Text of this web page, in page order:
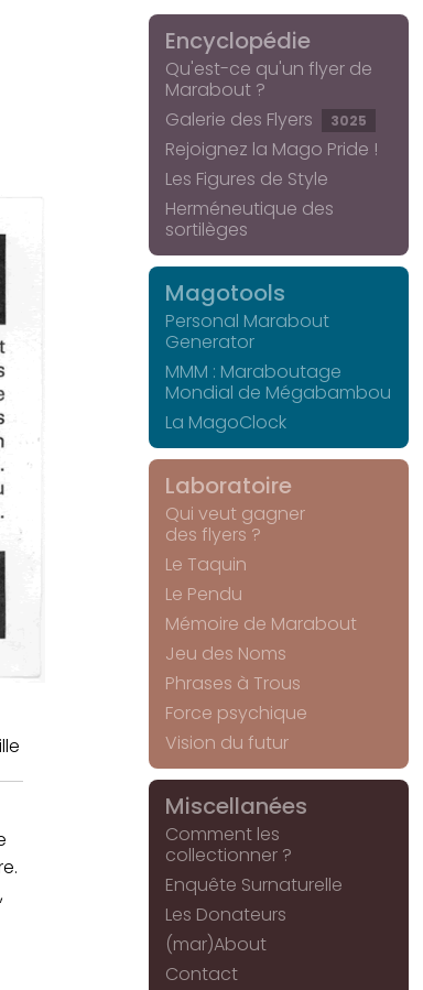
Encyclopédie
Qu'est-ce qu'un flyer de
Marabout ?
Galerie des Flyers
3025
Rejoignez la Mago Pride !
Les Figures de Style
Herméneutique des
sortilèges
Magotools
Personal Marabout
Generator
MMM : Maraboutage
Mondial de Mégabambou
La MagoClock
Laboratoire
Qui veut gagner
des flyers ?
Le Taquin
Le Pendu
Mémoire de Marabout
Jeu des Noms
Phrases à Trous
Force psychique
Vision du futur
Miscellanées
Comment les
collectionner ?
Enquête Surnaturelle
Les Donateurs
(mar)About
Contact